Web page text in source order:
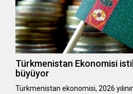
Türkmenistan Ekonomisi
büyüyor
Türkmenistan ekonomisi, 2026